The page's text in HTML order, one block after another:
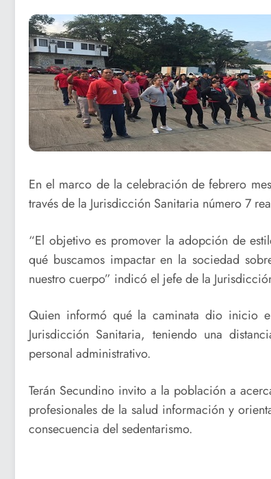
En el marco de la celebración de febrero
través de la Jurisdicción Sanitaria número 7
“El objetivo es promover la adopción de
qué buscamos impactar en la sociedad
nuestro cuerpo” indicó el jefe de la
Quien informó qué la caminata dio inicio
Jurisdicción Sanitaria, teniendo una
personal administrativo.
Terán Secundino invito a la población a
profesionales de la salud información y
consecuencia del sedentarismo.